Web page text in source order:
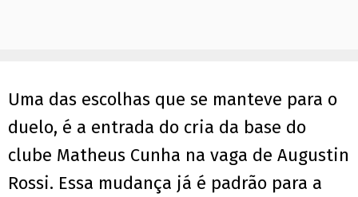
Uma das escolhas que se manteve para o
duelo, é a entrada do cria da base do
clube Matheus Cunha na vaga de Augustin
Rossi. Essa mudança já é padrão para a